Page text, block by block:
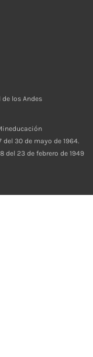
los Andes
30 de mayo de 1964.
23 de febrero de 1949